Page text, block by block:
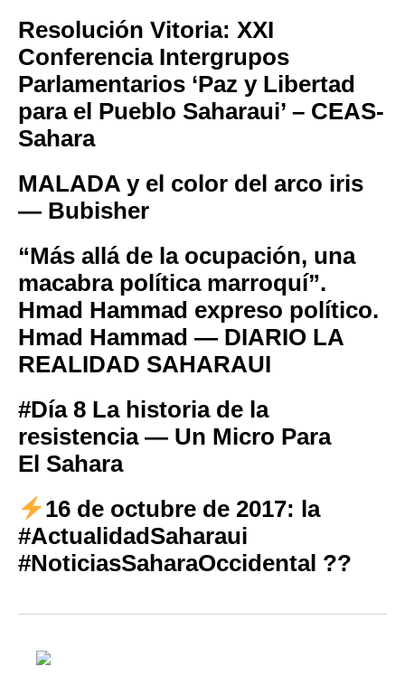
Resolución Vitoria: XXI
Conferencia Intergrupos
Parlamentarios ‘Paz y Libertad
para el Pueblo Saharaui’ – CEAS-
Sahara
MALADA y el color del arco iris
— Bubisher
“Más allá de la ocupación, una
macabra política marroquí”.
Hmad Hammad expreso político.
Hmad Hammad — DIARIO LA
REALIDAD SAHARAUI
#Día 8 La historia de la
resistencia — Un Micro Para
El Sahara
16 de octubre de 2017: la
#ActualidadSaharaui
#NoticiasSaharaOccidental ??